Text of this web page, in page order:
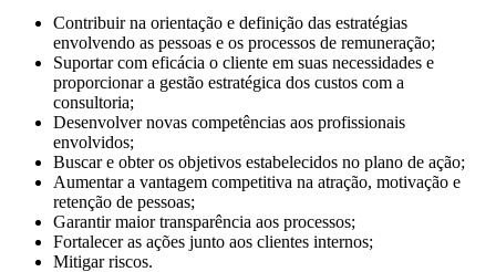
Contribuir na orientação e definição das estratégias
envolvendo as pessoas e os processos de remuneração;
Suportar com eficácia o cliente em suas necessidades e
proporcionar a gestão estratégica dos custos com a
consultoria;
Desenvolver novas competências aos profissionais
envolvidos;
Buscar e obter os objetivos estabelecidos no plano de ação;
Aumentar a vantagem competitiva na atração, motivação e
retenção de pessoas;
Garantir maior transparência aos processos;
Fortalecer as ações junto aos clientes internos;
Mitigar riscos.